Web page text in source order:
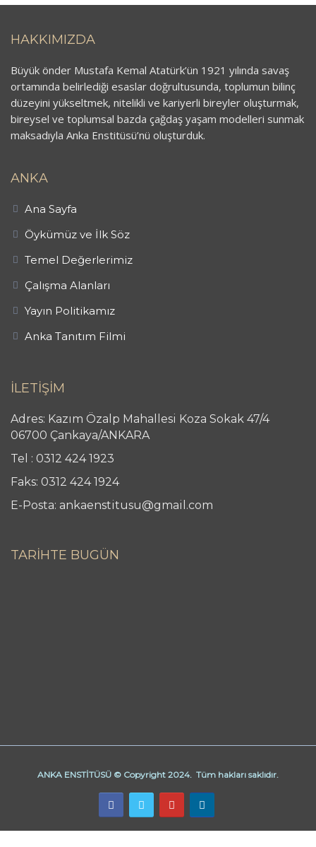
HAKKIMIZDA
Büyük önder Mustafa Kemal Atatürk’ün 1921 yılında savaş
ortamında belirlediği esaslar doğrultusunda, toplumun bilinç
düzeyini yükseltmek, nitelikli ve kariyerli bireyler oluşturmak,
bireysel ve toplumsal bazda çağdaş yaşam modelleri sunmak
maksadıyla Anka Enstitüsü’nü oluşturduk.
ANKA
Ana Sayfa
Öykümüz ve İlk Söz
Temel Değerlerimiz
Çalışma Alanları
Yayın Politikamız
Anka Tanıtım Filmi
İLETİŞİM
Adres: Kazım Özalp Mahallesi Koza Sokak 47/4
06700 Çankaya/ANKARA
Tel : 0312 424 1923
Faks: 0312 424 1924
E-Posta: ankaenstitusu@gmail.com
TARİHTE BUGÜN
ANKA ENSTİTÜSÜ © Copyright 2024. Tüm hakları saklıdır.